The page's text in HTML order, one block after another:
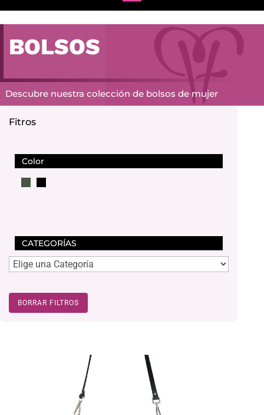
BOLSOS
Descubre nuestra colección de bolsos de mujer
Fitros
Color
CATEGORÍAS
BORRAR FILTROS